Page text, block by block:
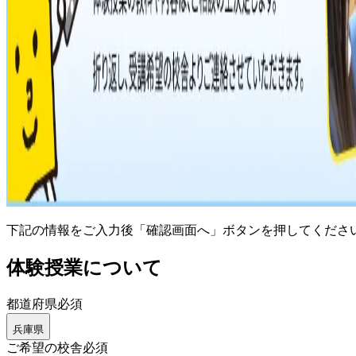
下記の情報をご入力後「確認画面へ」ボタンを押してくださ
体験授業について
都道府県必須
兵庫県
ご希望の校舎必須